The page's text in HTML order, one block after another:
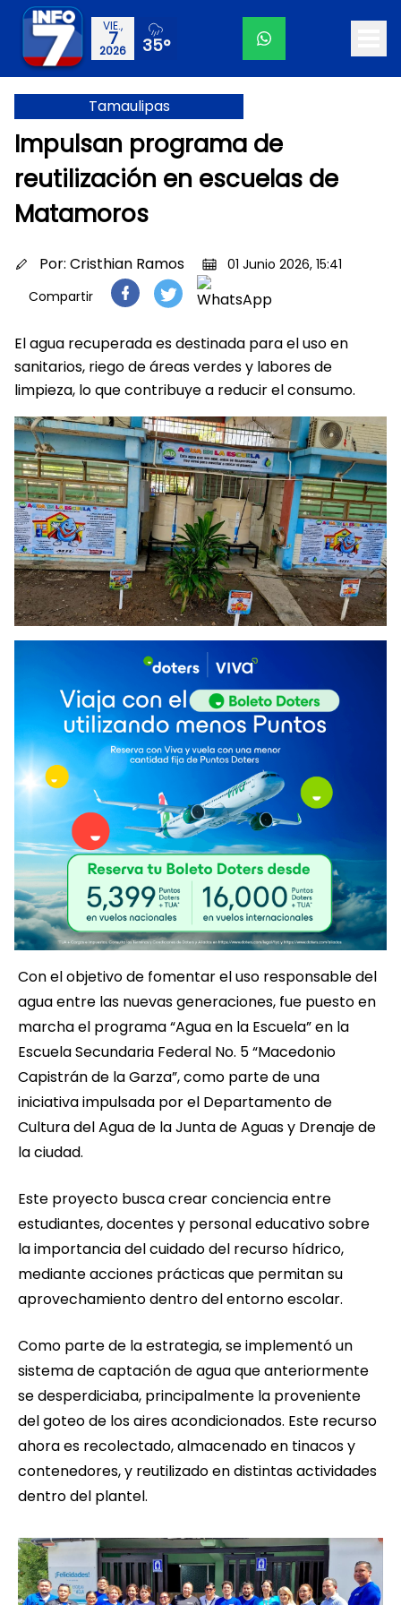
VIE.,
7
2026 35°
Tamaulipas
Impulsan programa de
reutilización en escuelas de
Matamoros
Por: Cristhian Ramos
01 Junio 2026, 15:41
Compartir
El agua recuperada es destinada para el uso en
sanitarios, riego de áreas verdes y labores de
limpieza, lo que contribuye a reducir el consumo.
Con el objetivo de fomentar el uso responsable del
agua entre las nuevas generaciones, fue puesto en
marcha el programa “Agua en la Escuela” en la
Escuela Secundaria Federal No. 5 “Macedonio
Capistrán de la Garza”, como parte de una
iniciativa impulsada por el Departamento de
Cultura del Agua de la Junta de Aguas y Drenaje de
la ciudad.
Este proyecto busca crear conciencia entre
estudiantes, docentes y personal educativo sobre
la importancia del cuidado del recurso hídrico,
mediante acciones prácticas que permitan su
aprovechamiento dentro del entorno escolar.
Como parte de la estrategia, se implementó un
sistema de captación de agua que anteriormente
se desperdiciaba, principalmente la proveniente
del goteo de los aires acondicionados. Este recurso
ahora es recolectado, almacenado en tinacos y
contenedores, y reutilizado en distintas actividades
dentro del plantel.